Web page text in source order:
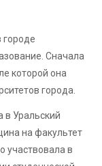
Сначала
которой она
города.
в Уральский
на факультет
участвовала в